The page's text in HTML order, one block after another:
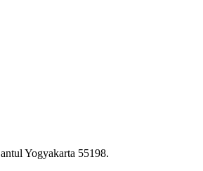
Yogyakarta 55198.